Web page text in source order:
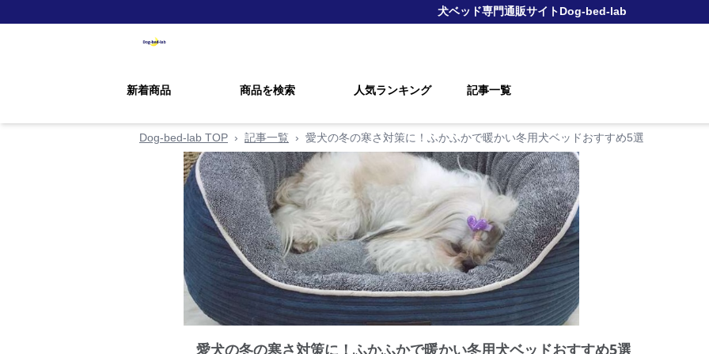
犬ベッド専門通販サイトDog-bed-lab
新着商品 商品を検索 人気ランキング 記事一覧
Dog-bed-lab TOP › 記事一覧 › 愛犬の冬の寒さ対策に！ふかふかで暖かい冬用犬ベッドおすすめ5選
愛犬の冬の寒さ対策に！ふかふかで暖かい冬用犬ベッドおすすめ5選